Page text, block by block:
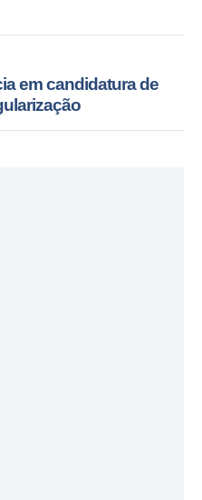
em candidatura de